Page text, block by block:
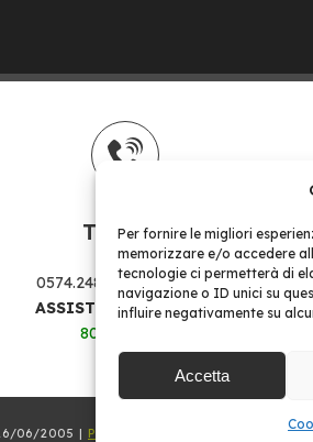
Per fornire le migliori
memorizzare e/o accedere
tecnologie ci permetterà di
navigazione o ID unici su
influire negativamente su
Accetta
Telefoni
0574.24874|0574.37851
ASSISTENZA CLIENTI
800 978 552
06/2005 | Powered by Glant Studio